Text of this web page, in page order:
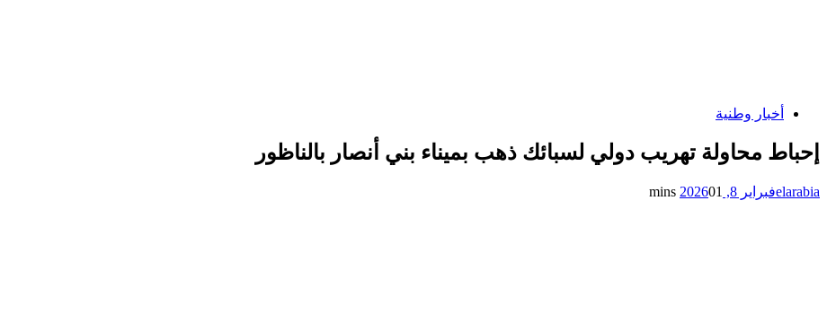
أخبار وطنية
إحباط محاولة تهريب دولي لسبائك ذهب بميناء بني أنصار بالناظور
elarabiaفبراير 8, 2026 01 mins